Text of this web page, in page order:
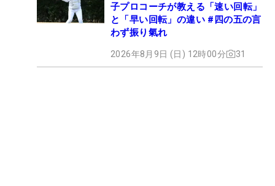
子プロコーチが教える「速い回転」
と「早い回転」の違い #四の五の言
わず振り氣れ
2026年8月9日 (日) 12時00分 31